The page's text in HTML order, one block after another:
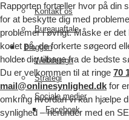
Kontakt os
Bureauaftale
Bloggen
Webdesign
Strategi
Sociale medier
Facebook
Rapporten fortæller hvor på din
for at beskytte dig med
problemer i øvrigt. Måske er
kodet på, de forkerte søgeord
holder dig tilbage fra de bedste
Du er velkommen til at ringe 70
mail@onlinesynlighed.dk for
omkring hvordan vi kan hjælpe
synlighed – herunder med en